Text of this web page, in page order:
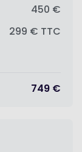
450 €
299 € TTC
749 €